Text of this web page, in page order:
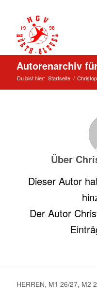
Autorenarchiv
Du bist hier: Startseite /
Über
Dieser Autor
Der Autor
HERREN, M1 26/27, M2